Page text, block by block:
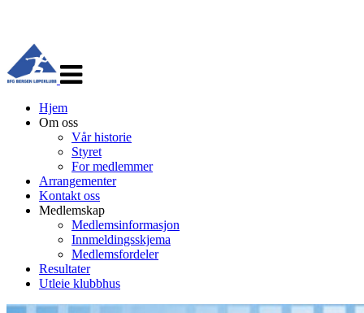
navigasjon
Hjem
Om oss
Vår historie
Styret
For medlemmer
Arrangementer
Kontakt oss
Medlemskap
Medlemsinformasjon
Innmeldingsskjema
Medlemsfordeler
Resultater
Utleie klubbhus